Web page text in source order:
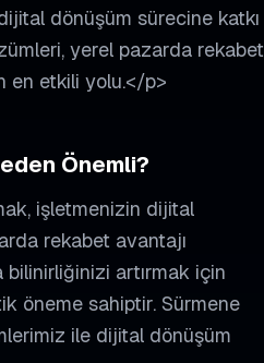
dönüşüm sürecine katkı
yerel pazarda rekabet
en etkili yolu.</p>
Önemli?
işletmenizin dijital
rekabet avantajı
artırmak için
öneme sahiptir. Sürmene
ile dijital dönüşüm